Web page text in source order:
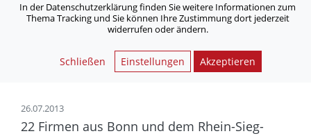
Nachrichtenarchiv | ASB
Bonn/Rhein-Sieg/Eifel e.V.
26.07.2013
22 Firmen aus Bonn und dem Rhein-Sieg-
In der Datenschutzerklärung finden Sie weitere Informationen zum
Thema Tracking und Sie können Ihre Zustimmung dort jederzeit
widerrufen oder ändern.
Schließen Einstellungen Akzeptieren